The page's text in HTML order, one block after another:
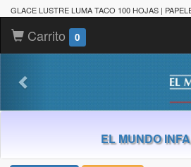
GLACE LUSTRE LUMA TACO 100 HOJAS |
Carrito 0
EL MUNDO